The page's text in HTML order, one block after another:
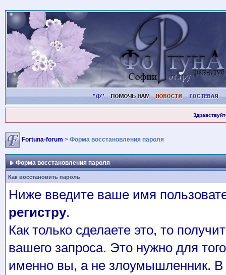
Fortuna-forum > Форма восстановления пароля
Форма восстановления пароля
Как восстановить пароль
Ниже введите ваше имя
регистру.
Как только сделаете это, то
вашего запроса. Это нужно для
именно вы, а не злоумышленник. В